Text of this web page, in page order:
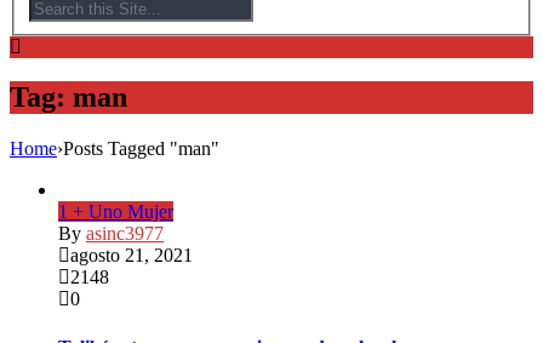
Tag: man
Home›Posts Tagged "man"
1 + Uno Mujer
By asinc3977
agosto 21, 2021
2148
0